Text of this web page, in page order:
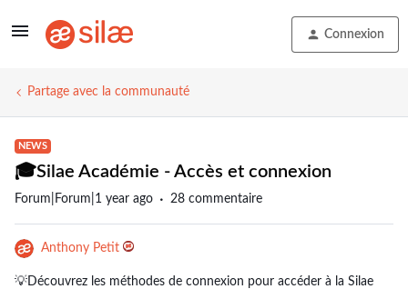
Connexion
Partage avec la communauté
NEWS
🎓Silae Académie - Accès et connexion
Forum|Forum|1 year ago 28 commentaire
Anthony Petit
💡Découvrez les méthodes de connexion pour accéder à la Silae